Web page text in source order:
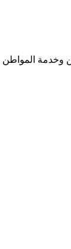
وخدمة المواطن